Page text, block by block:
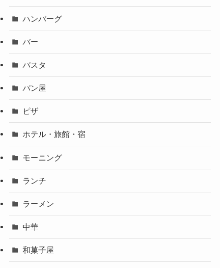
ハンバーグ
バー
パスタ
パン屋
ピザ
ホテル・旅館・宿
モーニング
ランチ
ラーメン
中華
和菓子屋